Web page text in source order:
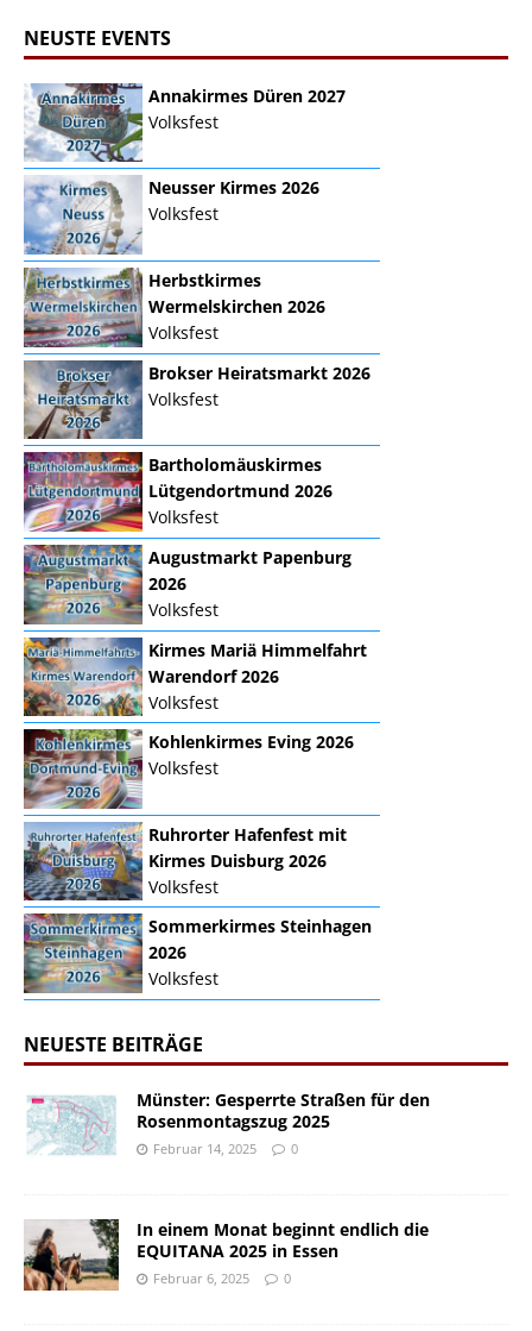
NEUSTE EVENTS
Annakirmes Düren 2027
Volksfest
Neusser Kirmes 2026
Volksfest
Herbstkirmes
Wermelskirchen 2026
Volksfest
Brokser Heiratsmarkt 2026
Volksfest
Bartholomäuskirmes
Lütgendortmund 2026
Volksfest
Augustmarkt Papenburg
2026
Volksfest
Kirmes Mariä Himmelfahrt
Warendorf 2026
Volksfest
Kohlenkirmes Eving 2026
Volksfest
Ruhrorter Hafenfest mit
Kirmes Duisburg 2026
Volksfest
Sommerkirmes Steinhagen
2026
Volksfest
NEUESTE BEITRÄGE
Münster: Gesperrte Straßen für den
Rosenmontagszug 2025
Februar 14, 2025 0
In einem Monat beginnt endlich die
EQUITANA 2025 in Essen
Februar 6, 2025 0